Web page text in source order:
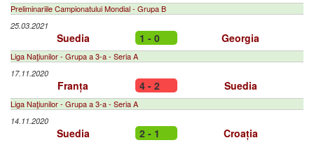
Preliminariile Campionatului Mondial - Grupa B
25.03.2021
Suedia 1 - 0 Georgia
Liga Naţiunilor - Grupa a 3-a - Seria A
17.11.2020
Franța 4 - 2 Suedia
Liga Naţiunilor - Grupa a 3-a - Seria A
14.11.2020
Suedia 2 - 1 Croația